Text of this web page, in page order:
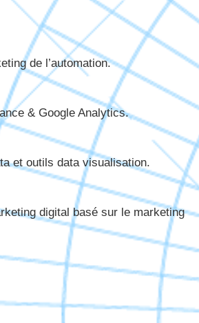
de l’automation.
& Google Analytics.
et outils data visualisation.
digital basé sur le marketing